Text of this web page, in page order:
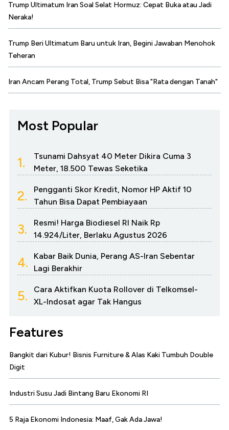
Trump Ultimatum Iran Soal Selat Hormuz: Cepat Buka atau Jadi
Neraka!
Trump Beri Ultimatum Baru untuk Iran, Begini Jawaban Menohok
Teheran
Iran Ancam Perang Total, Trump Sebut Bisa "Rata dengan Tanah"
Most Popular
1.
Tsunami Dahsyat 40 Meter Dikira Cuma 3
Meter, 18.500 Tewas Seketika
2.
Pengganti Skor Kredit, Nomor HP Aktif 10
Tahun Bisa Dapat Pembiayaan
3.
Resmi! Harga Biodiesel RI Naik Rp
14.924/Liter, Berlaku Agustus 2026
4.
Kabar Baik Dunia, Perang AS-Iran Sebentar
Lagi Berakhir
5.
Cara Aktifkan Kuota Rollover di Telkomsel-
XL-Indosat agar Tak Hangus
Features
Bangkit dari Kubur! Bisnis Furniture & Alas Kaki Tumbuh Double
Digit
Industri Susu Jadi Bintang Baru Ekonomi RI
5 Raja Ekonomi Indonesia: Maaf, Gak Ada Jawa!